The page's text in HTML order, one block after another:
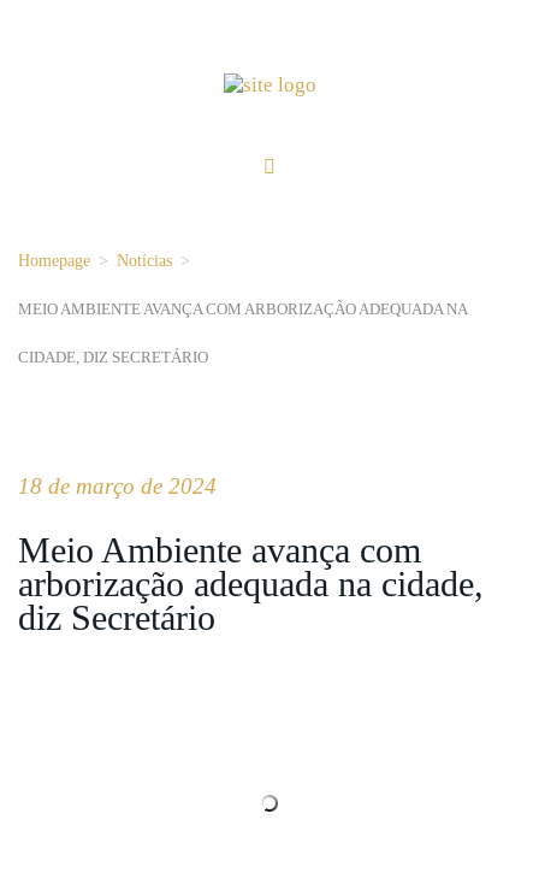
Homepage > Notícias >
MEIO AMBIENTE AVANÇA COM ARBORIZAÇÃO ADEQUADA NA
CIDADE, DIZ SECRETÁRIO
18 de março de 2024
Meio Ambiente avança com
arborização adequada na cidade,
diz Secretário